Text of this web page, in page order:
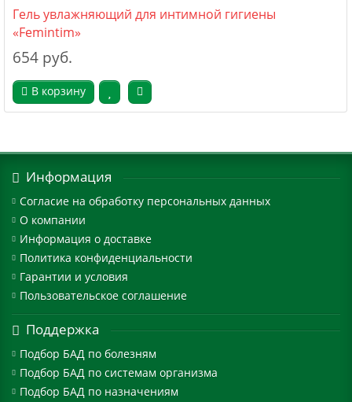
Гель увлажняющий для интимной гигиены
«Femintim»
654 руб.
В корзину
Информация
Согласие на обработку персональных данных
О компании
Информация о доставке
Политика конфиденциальности
Гарантии и условия
Пользовательское соглашение
Поддержка
Подбор БАД по болезням
Подбор БАД по системам организма
Подбор БАД по назначениям